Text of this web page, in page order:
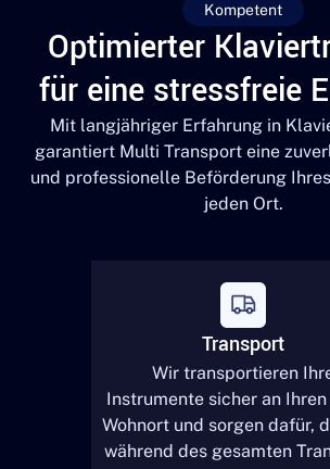
Kompetent
Optimierter
für eine stressfreie
Mit langjähriger Erfahrung in
garantiert Multi Transport eine
und professionelle Beförderung
jeden Ort.
Transport
Wir transportieren
Instrumente sicher an Ihren
Wohnort und sorgen dafür,
während des gesamten